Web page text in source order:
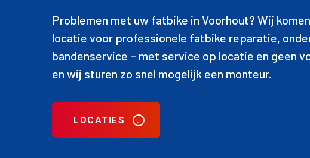
Problemen met uw fatbike in Voorhout? Wij
locatie voor professionele fatbike reparatie,
bandenservice – met service op locatie en geen
en wij sturen zo snel mogelijk een monteur.
LOCATIES